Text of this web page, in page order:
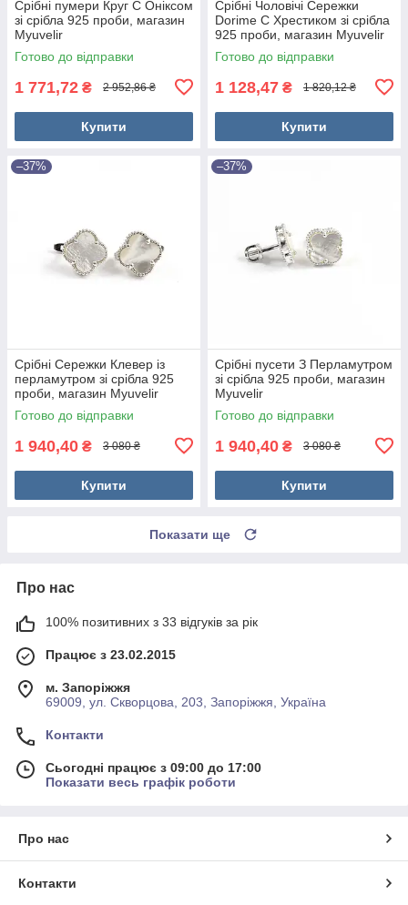
Срібні пумери Круг С Оніксом
зі срібла 925 проби, магазин
Myuvelir
Готово до відправки
1 771,72 ₴ 2 952,86 ₴
Купити
Срібні Чоловічі Сережки
Dorime C Хрестиком зі срібла
925 проби, магазин Myuvelir
Готово до відправки
1 128,47 ₴ 1 820,12 ₴
Купити
–37%
Срібні Сережки Клевер із
перламутром зі срібла 925
проби, магазин Myuvelir
Готово до відправки
1 940,40 ₴ 3 080 ₴
Купити
–37%
Срібні пусети З Перламутром
зі срібла 925 проби, магазин
Myuvelir
Готово до відправки
1 940,40 ₴ 3 080 ₴
Купити
Показати ще
Про нас
100% позитивних з 33 відгуків за рік
Працює з 23.02.2015
м. Запоріжжя
69009, ул. Скворцова, 203, Запоріжжя, Україна
Контакти
Сьогодні працює з 09:00 до 17:00
Показати весь графік роботи
Про нас
Контакти